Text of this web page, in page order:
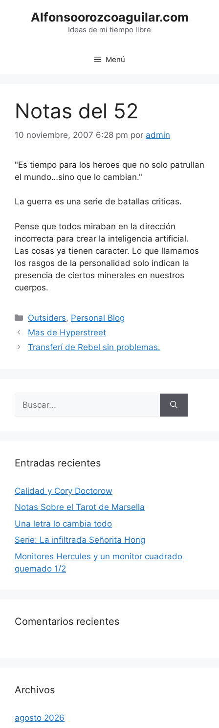
Alfonsoorozcoaguilar.com
Ideas de mi tiempo libre
Menú
Notas del 52
10 noviembre, 2007 6:28 pm por admin
"Es tiempo para los heroes que no solo patrullan
el mundo…sino que lo cambian."
La guerra es una serie de batallas criticas.
Pense que todos miraban en la dirección
incorrecta para crear la inteligencia artificial.
Las cosas ya tienen caracter. Lo que llamamos
los rasgos de la personalidad solo indican la
presencia de ciertos minerales en nuestros
cuerpos.
Categorías
Outsiders, Personal Blog
Mas de Hyperstreet
Transferí de Rebel sin problemas.
Entradas recientes
Calidad y Cory Doctorow
Notas Sobre el Tarot de Marsella
Una letra lo cambia todo
Serie: La infiltrada Señorita Hong
Monitores Hercules y un monitor cuadrado
quemado 1/2
Comentarios recientes
Archivos
agosto 2026